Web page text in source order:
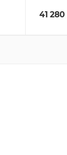
41 280